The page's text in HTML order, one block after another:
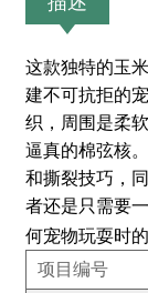
这款独特的玉
建不可抗拒的
织，周围是柔
逼真的棉弦核
和撕裂技巧，
者还是只需要
何宠物玩耍时的
项目编号